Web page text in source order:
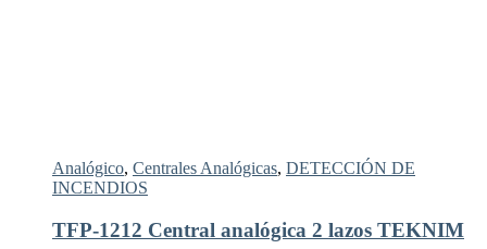
Analógico, Centrales Analógicas, DETECCIÓN DE
INCENDIOS
TFP-1212 Central analógica 2 lazos TEKNIM